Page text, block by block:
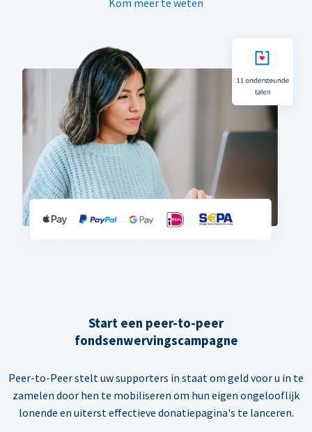
Kom meer te weten
Start een peer-to-peer
fondsenwervingscampagne
Peer-to-Peer stelt uw supporters in staat om geld voor u in te
zamelen door hen te mobiliseren om hun eigen ongelooflijk
lonende en uiterst effectieve donatiepagina's te lanceren.